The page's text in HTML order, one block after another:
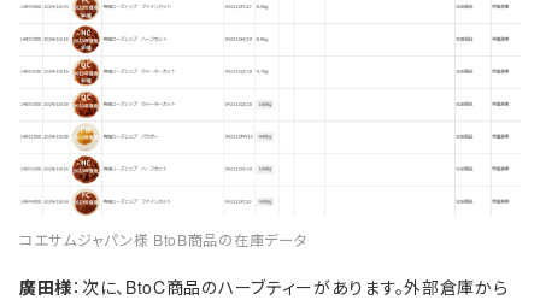
コエサムジャパン様 BtoB商品の在庫データ
廣田様：次に、BtoC商品のハーブティーがあります。外部倉庫から